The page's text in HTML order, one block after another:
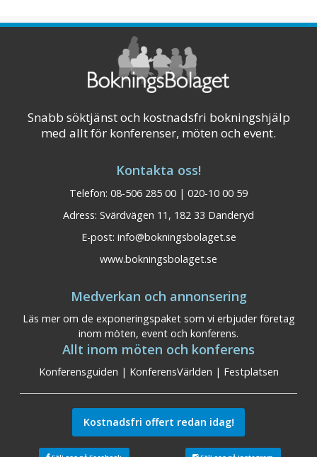
Snabb söktjänst och kostnadsfri bokningshjälp
med allt för konferenser, möten och event.
Kontakta oss!
Telefon: 08-506 285 00 | 020-10 00 59
Adress: Svärdvägen 11, 182 33 Danderyd
E-post: info@bokningsbolaget.se
www.bokningsbolaget.se
Medverkan och annonsering
Läs mer om de exponeringspaket som vi erbjuder företag
inom möten, event och konferens.
Allt inom möten och konferens
Konferensguiden | KonferensVärlden | Festplatsen
Kostnadsfri offert redan idag!